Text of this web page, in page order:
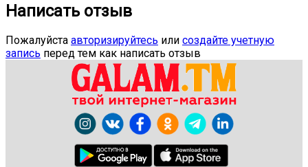
Написать отзыв
Пожалуйста авторизируйтесь или создайте учетную
запись перед тем как написать отзыв